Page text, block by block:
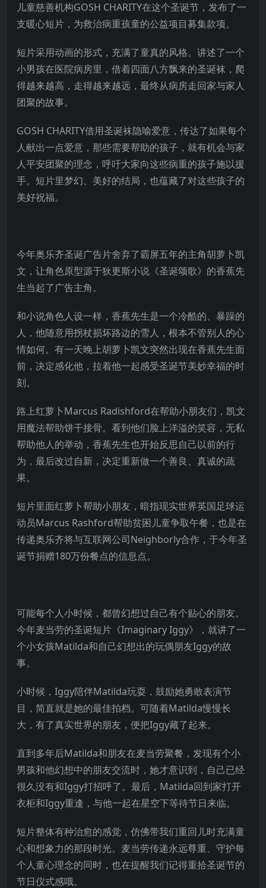
儿童慈善机构GOSH CHARITY在这个圣诞节，发布了一
支暖心短片，为救治病重孩童的公益项目募集款项。
短片采用动画的形式，充满了童真的风格。讲述了一个
小男孩在医院病房里，借着四面八方飘来的圣诞袜，爬
得越来越高，走得越来越远，最终从病房走回家与家人
团聚的故事。
GOSH CHARITY借用圣诞袜隐喻爱意，传达了如果每个
人献出一点爱意，那些需要帮助的孩子，就有机会与家
人平安团聚的理念，呼吁大家向这些病重的孩子施以援
手。短片里梦幻、美好的结局，也蕴藏了对这些孩子的
美好祝福。
今年奥乐齐圣诞广告片舍弃了霸屏五年的主角胡萝卜凯
文，让角色原型源于狄更斯小说《圣诞颂歌》的香蕉先
生当起了广告主角。
和小说角色人设一样，香蕉先生是一个冷酷的、暴躁的
人，他随意用拐杖损坏路边的雪人，根本不管别人的心
情如何。有一天晚上胡萝卜凯文突然出现在香蕉先生面
前，决定感化他，拉着他一起感受圣诞节美妙幸福的时
刻。
路上红萝卜Marcus Radishford在帮助小朋友们，凯文
用魔法帮助饼干接骨。看到他们脸上洋溢的笑容，无私
帮助他人的举动，香蕉先生也开始反思自己以前的行
为，最后改过自新，决定重新做一个善良、真诚的蔬
果。
短片里面红萝卜帮助小朋友，暗指现实世界英国足球运
动员Marcus Rashford帮助贫困儿童争取午餐，也是在
传递奥乐齐将与互联网公司Neighborly合作，于今年圣
诞节捐赠180万份餐点的信息点。
可能每个人小时候，都曾幻想过自己有个贴心的朋友。
今年麦当劳的圣诞短片《Imaginary Iggy》，就讲了一
个小女孩Matilda和自己幻想出的玩偶朋友Iggy的故
事。
小时候，Iggy陪伴Matilda玩耍，鼓励她勇敢表演节
目，简直就是她的最佳拍档。可随着Matilda慢慢长
大，有了真实世界的朋友，便把Iggy藏了起来。
直到多年后Matilda和朋友在麦当劳聚餐，发现有个小
男孩和他幻想中的朋友交流时，她才意识到，自己已经
很久没有和Iggy打招呼了。最后，Matilda回到家打开
衣柜和Iggy重逢，与他一起在星空下等待节日来临。
短片整体有种治愈的感觉，仿佛带我们重回儿时充满童
心和想象力的那段时光。麦当劳传递永远尊重、守护每
个人童心理念的同时，也在提醒我们记得重拾圣诞节的
节日仪式感哦。